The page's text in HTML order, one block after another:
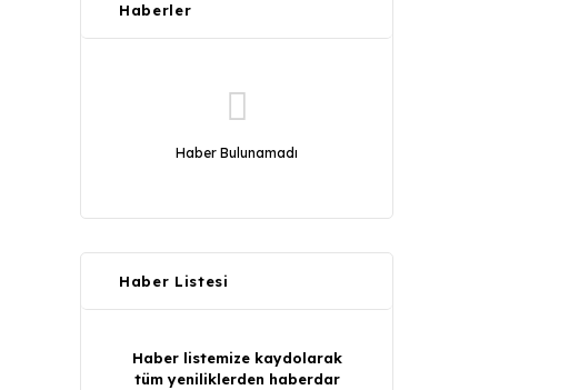
Haberler
Haber Bulunamadı
Haber Listesi
Haber listemize kaydolarak
tüm yeniliklerden haberdar